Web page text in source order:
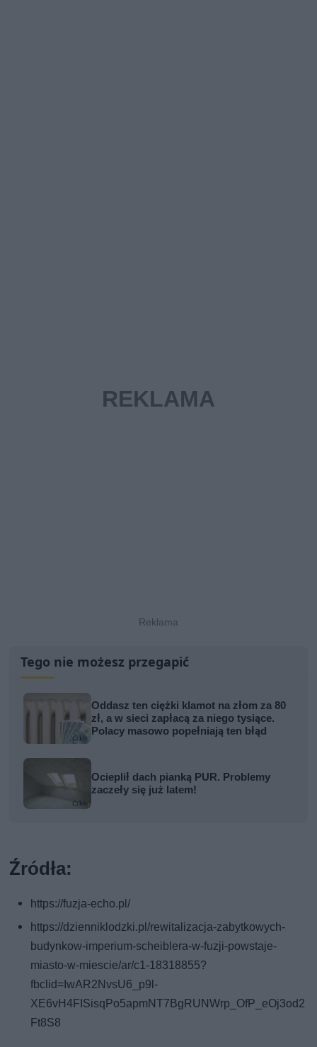
Tego nie możesz przegapić
Oddasz ten ciężki klamot na złom za 80
zł, a w sieci zapłacą za niego tysiące.
Polacy masowo popełniają ten błąd
Ocieplił dach pianką PUR. Problemy
zaczeły się już latem!
Źródła:
https://fuzja-echo.pl/
https://dzienniklodzki.pl/rewitalizacja-zabytkowych-
budynkow-imperium-scheiblera-w-fuzji-powstaje-
miasto-w-miescie/ar/c1-18318855?
fbclid=IwAR2NvsU6_p9l-
XE6vH4FISisqPo5apmNT7BgRUNWrp_OfP_eOj3od2
Ft8S8